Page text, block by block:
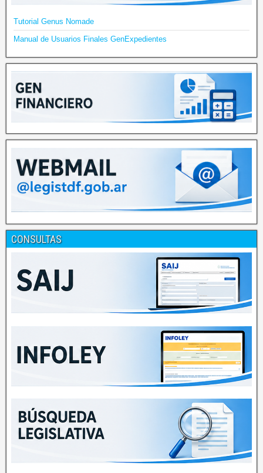
Tutorial Genus Nomade
Manual de Usuarios Finales GenExpedientes
CONSULTAS